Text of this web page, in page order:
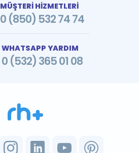
MÜŞTERİ HİZMETLERİ
0 (850) 532 74 74
WHATSAPP YARDIM
0 (532) 365 01 08